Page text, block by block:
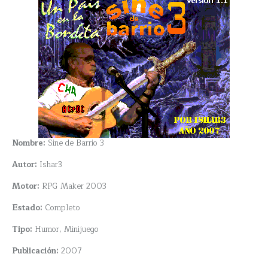
Nombre: Sine de Barrio 3
Autor: Ishar3
Motor: RPG Maker 2003
Estado: Completo
Tipo: Humor, Minijuego
Publicación: 2007